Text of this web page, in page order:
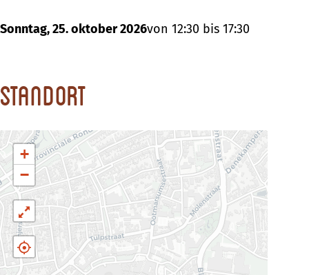
Sonntag, 25. oktober 2026von 12:30 bis 17:30
Standort
+
−